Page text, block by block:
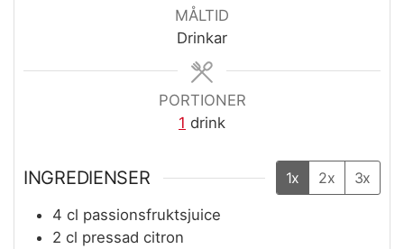
MÅLTID
Drinkar
PORTIONER
1 drink
INGREDIENSER 1x 2x 3x
4 cl passionsfruktsjuice
2 cl pressad citron